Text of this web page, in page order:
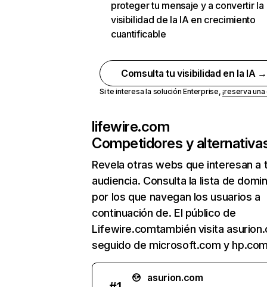
proteger tu mensaje y a convertir la
visibilidad de la IA en crecimiento
cuantificable
Comsulta tu visibilidad en la IA →
Si te interesa la solución Enterprise,¡reserva
lifewire.com
Competidores y
Revela otras webs que interesan a
audiencia. Consulta la lista de
por los que navegan los usuarios a
continuación de. El público de
Lifewire.comtambién visita
seguido de microsoft.com y
asurion.com